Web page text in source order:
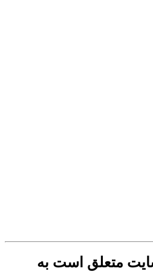
متعلق است به